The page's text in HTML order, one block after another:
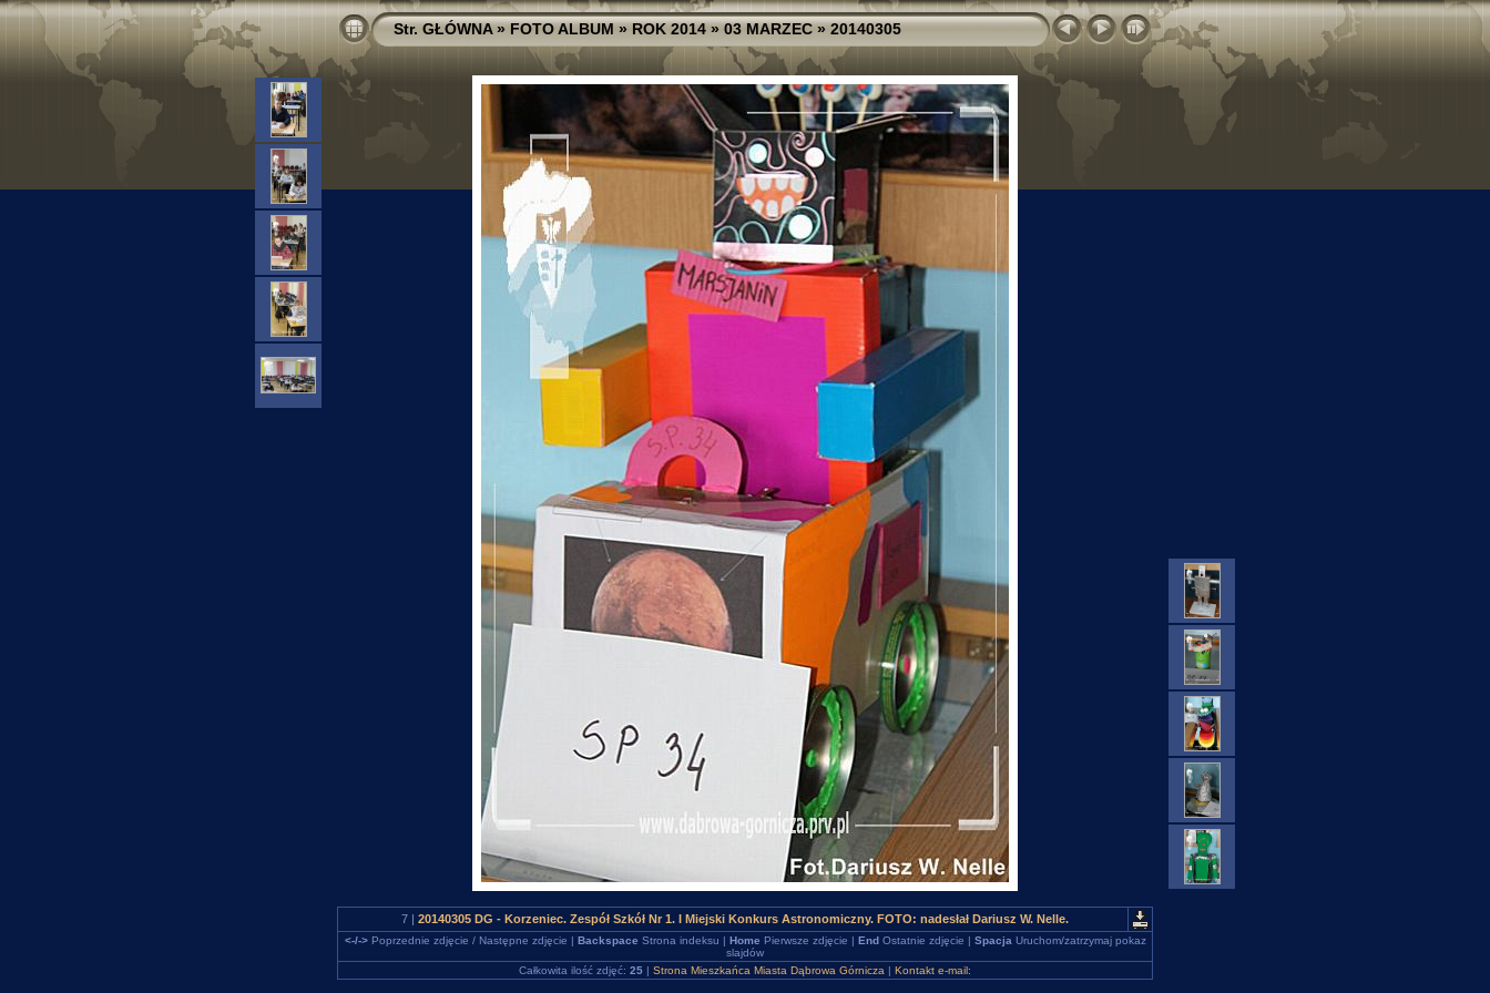
Str. GŁÓWNA»FOTO ALBUM»ROK 2014»03 MARZEC»20140305
7 | 20140305 DG - Korzeniec. Zespół Szkół Nr 1. I Miejski Konkurs Astronomiczny. FOTO: nadesłał Dariusz W. Nelle.
<-/->Poprzednie zdjęcie / Następne zdjęcie | Backspace Strona indeksu | Home Pierwsze zdjęcie | EndOstatnie zdjęcie | Spacja Uruchom/zatrzymaj pokaz
slajdów
Całkowita ilość zdjęć: 25 | Strona Mieszkańca Miasta Dąbrowa Górnicza | Kontakt e-mail: